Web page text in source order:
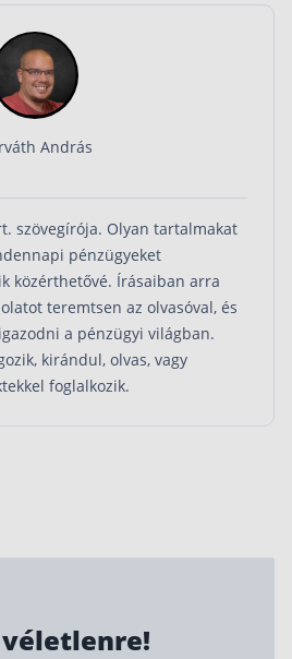
András
szövegírója. Olyan tartalmakat
pénzügyeket
közérthetővé. Írásaiban arra
teremtsen az olvasóval, és
a pénzügyi világban.
kirándul, olvas, vagy
foglalkozik.
véletlenre!